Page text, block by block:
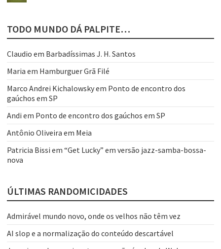
TODO MUNDO DÁ PALPITE…
Claudio em Barbadíssimas J. H. Santos
Maria em Hamburguer Grã Filé
Marco Andrei Kichalowskyem Ponto de encontro dos
gaúchos em SP
Andi em Ponto de encontro dos gaúchos em SP
Antônio Oliveira em Meia
Patricia Bissi em “Get Lucky” em versão jazz-samba-bossa-
nova
ÚLTIMAS RANDOMICIDADES
Admirável mundo novo, onde os velhos não têm vez
AI slop e a normalização do conteúdo descartável